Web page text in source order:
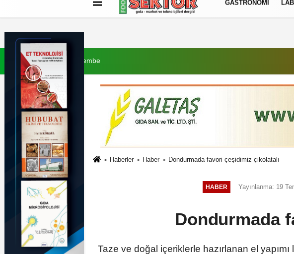
İletişim Çerez Politikası
GASTRONOMI
6 Ağustos 2026, Perşembe
Haberler Haber Dondurmada favori çeşidimiz çikolatalı
HABER Yayınlanma: 19
Dondurmada
Taze ve doğal içeriklerle hazırlanan el